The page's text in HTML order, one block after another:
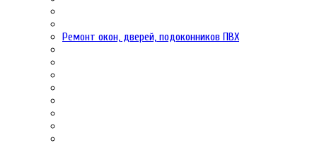
Ремонт окон, дверей, подоконников ПВХ